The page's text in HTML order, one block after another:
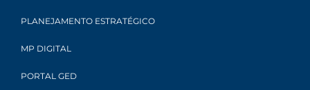
PLANEJAMENTO ESTRATÉGICO
MP DIGITAL
PORTAL GED